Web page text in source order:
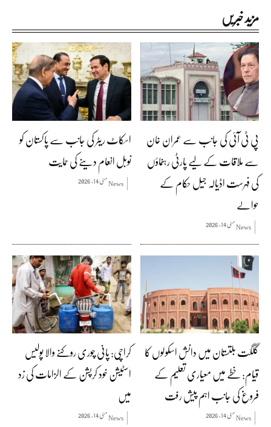
مزید خبریں
پی ٹی آئی کی جانب سے عمران خان
سے ملاقات کے لیے پارٹی رہنماؤں
کی فہرست اڈیالہ جیل حکام کے
حوالے
Newsمئی 14, 2026
اسکاٹ ریٹر کی جانب سے پاکستان کو
نوبل انعام دینے کی حمایت
Newsمئی 14, 2026
گلگت بلتستان میں دانش اسکولوں کا
قیام: خطے میں معیاری تعلیم کے
فروغ کی جانب اہم پیش رفت
Newsمئی 14, 2026
کراچی: پانی چوری روکنے والا پولیس
اسٹیشن خود کرپشن کے الزامات کی زد
میں
Newsمئی 14, 2026